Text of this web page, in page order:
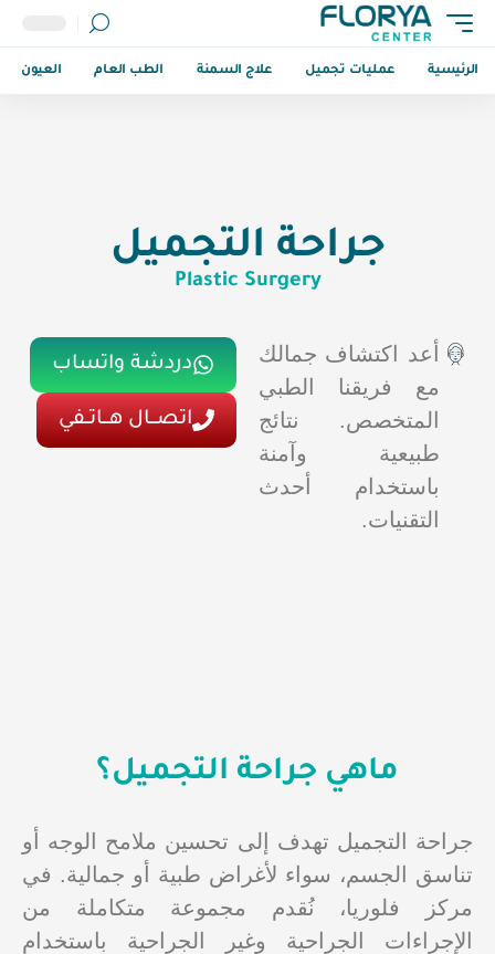
الرئيسية عمليات تجميل علاج السمنة الطب العام العيون
جراحة التجميل
Plastic Surgery
أعد اكتشاف جمالك
مع فريقنا الطبي
المتخصص. نتائج
طبيعية وآمنة
باستخدام أحدث
التقنيات.
دردشة واتساب
اتصـــال هـــاتــفي
ماهي جراحة التجميل؟
جراحة التجميل تهدف إلى تحسين ملامح الوجه أو
تناسق الجسم، سواء لأغراض طبية أو جمالية. في
مركز فلوريا، نُقدم مجموعة متكاملة من
الإجراءات الجراحية وغير الجراحية باستخدام